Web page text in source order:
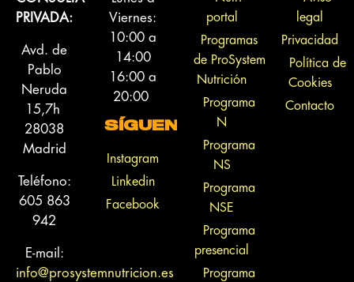
PRIVADA:
Avd. de
Pablo
Neruda
15,7h
28038
Madrid
Teléfono:
605 863
942
E-mail:
info@prosystemnutricion.es
Viernes:
10:00 a
14:00
16:00 a
20:00
SÍGUENOS
Instagram
Linkedin
Facebook
portal
Programas
de ProSystem
Nutrición
Programa
N
Programa
NS
Programa
NSE
Programa
presencial
Programa
legal
Privacidad
Política de
Cookies
Contacto